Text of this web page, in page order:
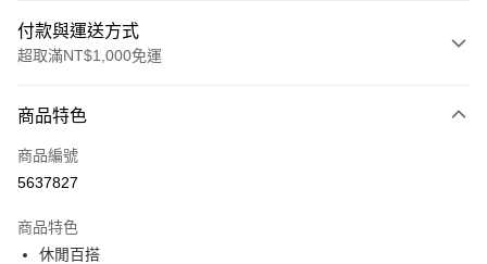
付款與運送方式
超取滿NT$1,000免運
信用卡一次付款
超商取貨付款
Apple Pay
商品特色
商品編號
5637827
商品特色
休閒百搭